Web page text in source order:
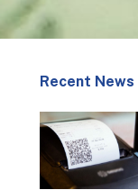
Recent News